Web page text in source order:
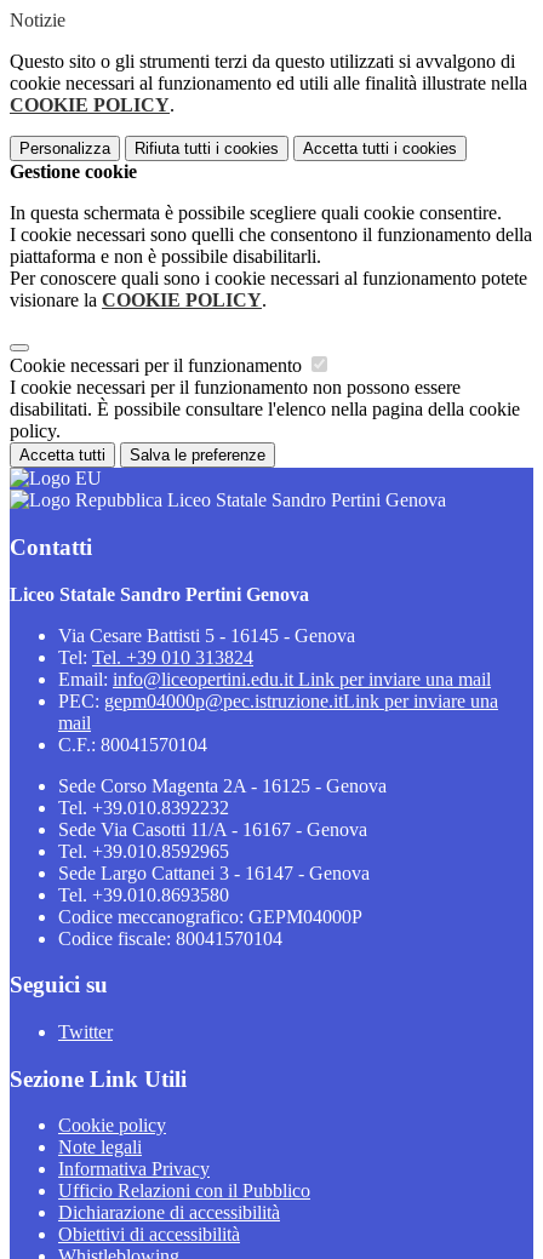
Notizie
Questo sito o gli strumenti terzi da questo utilizzati si avvalgono di
cookie necessari al funzionamento ed utili alle finalità illustrate nella
COOKIE POLICY.
Personalizza Rifiuta tutti i cookies Accetta tutti i cookies
Gestione cookie
In questa schermata è possibile scegliere quali cookie consentire.
I cookie necessari sono quelli che consentono il funzionamento della
piattaforma e non è possibile disabilitarli.
Per conoscere quali sono i cookie necessari al funzionamento potete
visionare la COOKIE POLICY.
Cookie necessari per il funzionamento
I cookie necessari per il funzionamento non possono essere
disabilitati. È possibile consultare l'elenco nella pagina della cookie
policy.
Accetta tutti Salva le preferenze
Liceo Statale Sandro Pertini Genova
Contatti
Liceo Statale Sandro Pertini Genova
Via Cesare Battisti 5 - 16145 - Genova
Tel: Tel. +39 010 313824
Email: info@liceopertini.edu.it Link per inviare una mail
PEC: gepm04000p@pec.istruzione.itLink per inviare una
mail
C.F.: 80041570104
Sede Corso Magenta 2A - 16125 - Genova
Tel. +39.010.8392232
Sede Via Casotti 11/A - 16167 - Genova
Tel. +39.010.8592965
Sede Largo Cattanei 3 - 16147 - Genova
Tel. +39.010.8693580
Codice meccanografico: GEPM04000P
Codice fiscale: 80041570104
Seguici su
Twitter
Sezione Link Utili
Cookie policy
Note legali
Informativa Privacy
Ufficio Relazioni con il Pubblico
Dichiarazione di accessibilità
Obiettivi di accessibilità